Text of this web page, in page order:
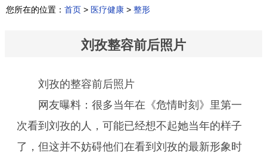
您所在的位置： 首页 > 医疗健康 > 整形
刘孜整容前后照片
刘孜的整容前后照片
网友曝料：很多当年在《危情时刻》里第一
次看到刘孜的人，可能已经想不起她当年的样子
了，但这并不妨碍他们在看到刘孜的最新形象时